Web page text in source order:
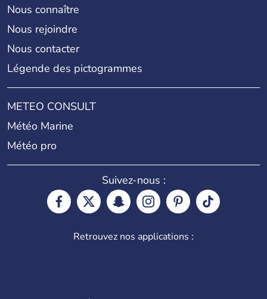
Nous connaître
Nous rejoindre
Nous contacter
Légende des pictogrammes
METEO CONSULT
Météo Marine
Météo pro
Suivez-nous :
Retrouvez nos applications :